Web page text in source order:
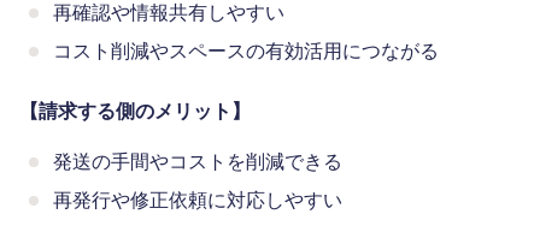
再確認や情報共有しやすい
コスト削減やスペースの有効活用につながる
【請求する側のメリット】
発送の手間やコストを削減できる
再発行や修正依頼に対応しやすい